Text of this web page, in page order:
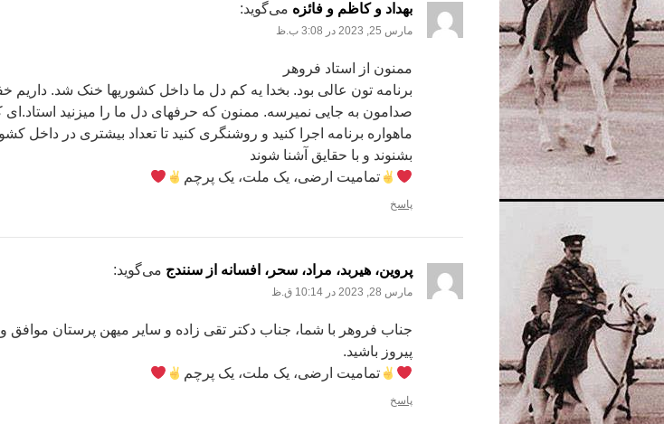
بهداد و کاظم و فائزه می‌گوید:
مارس 25, 2023 در 3:08 ب.ظ
ممنون از استاد فروهر
برنامه تون عالی بود. بخدا یه کم دل ما داخل کشوریها خنک شد. داریم
صدامون به جایی نمیرسه. ممنون که حرفهای دل ما را میزنید
ماهواره برنامه اجرا کنید و روشنگری کنید تا تعداد بیشتری در داخل
بشنوند و با حقایق آشنا شوند
تمامیت ارضی، یک ملت، یک پرچم
پاسخ
پروین، هیربد، مراد، سحر، افسانه از سنندج می‌گوید:
مارس 28, 2023 در 10:14 ق.ظ
جناب فروهر با شما، جناب دکتر تقی زاده و سایر میهن پرستان موافق
پیروز باشید.
تمامیت ارضی، یک ملت، یک پرچم
پاسخ